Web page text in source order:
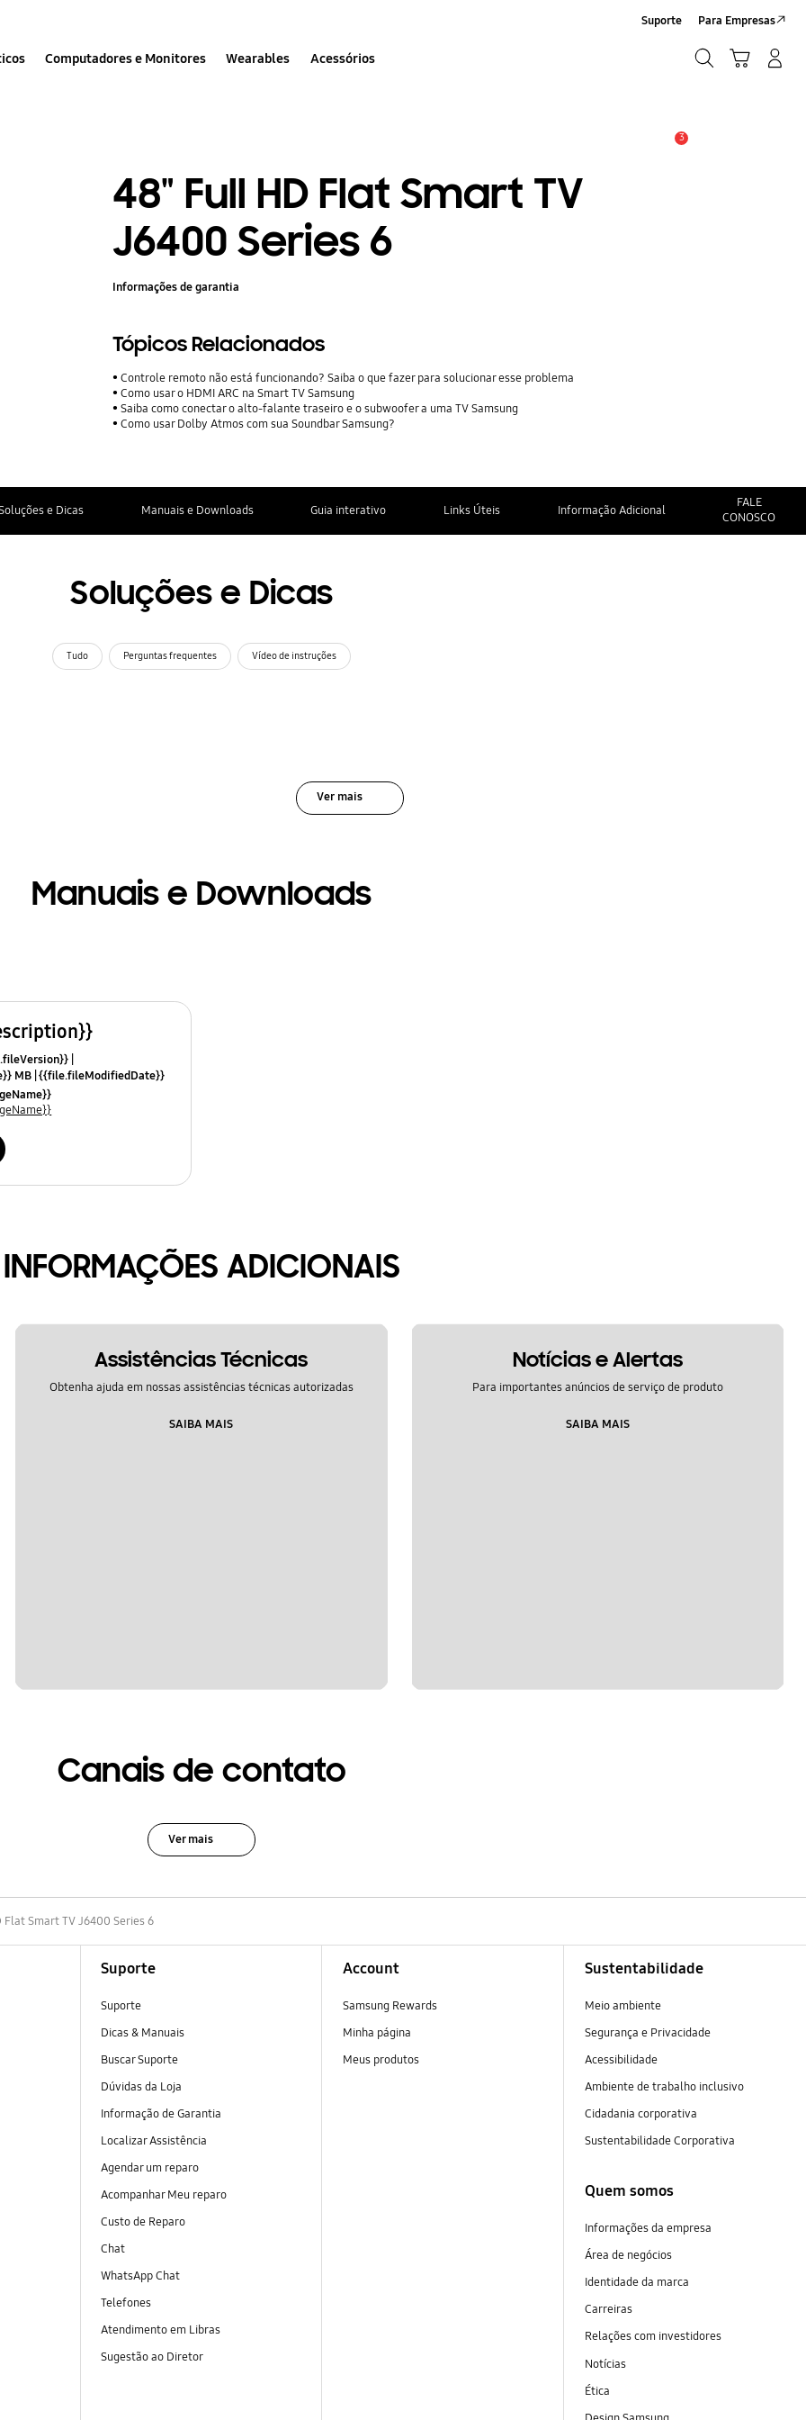
Computadores e Monitores Wearables Acessórios
Suporte Para Empresas
3
48" Full HD Flat Smart TV
J6400 Series 6
Informações de garantia
Tópicos Relacionados
Controle remoto não está funcionando? Saiba o que fazer para solucionar esse problema
Como usar o HDMI ARC na Smart TV Samsung
Saiba como conectar o alto-falante traseiro e o subwoofer a uma TV Samsung
Como usar Dolby Atmos com sua Soundbar Samsung?
e Dicas Manuais e Downloads Guia interativo Links Úteis Informação Adicional
FALE
CONOSCO
Soluções e Dicas
Tudo Perguntas frequentes Vídeo de instruções
Ver mais
Manuais e Downloads
MB {{file.fileModifiedDate}}
INFORMAÇÕES ADICIONAIS
Assistências Técnicas
Obtenha ajuda em nossas assistências técnicas autorizadas
SAIBA MAIS
Notícias e Alertas
Para importantes anúncios de serviço de produto
SAIBA MAIS
Canais de contato
Ver mais
Flat Smart TV J6400 Series 6
Suporte
Suporte
Dicas & Manuais
Buscar Suporte
Dúvidas da Loja
Informação de Garantia
Localizar Assistência
Agendar um reparo
Acompanhar Meu reparo
Custo de Reparo
Chat
WhatsApp Chat
Telefones
Atendimento em Libras
Sugestão ao Diretor
Account
Samsung Rewards
Minha página
Meus produtos
Sustentabilidade
Meio ambiente
Segurança e Privacidade
Acessibilidade
Ambiente de trabalho inclusivo
Cidadania corporativa
Sustentabilidade Corporativa
Quem somos
Informações da empresa
Área de negócios
Identidade da marca
Carreiras
Relações com investidores
Notícias
Ética